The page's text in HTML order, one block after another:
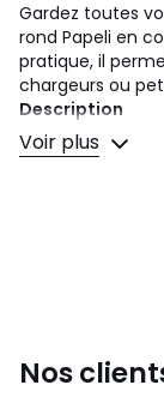
Gardez toutes
rond Papeli en
pratique, il
chargeurs ou
Description
• En papier tressé
• Intérieur en
Voir plus
Nos